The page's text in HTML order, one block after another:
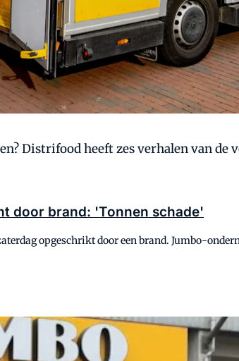
Distrifood heeft zes verhalen van
door brand: 'Tonnen schade'
opgeschrikt door een brand. Jumbo-